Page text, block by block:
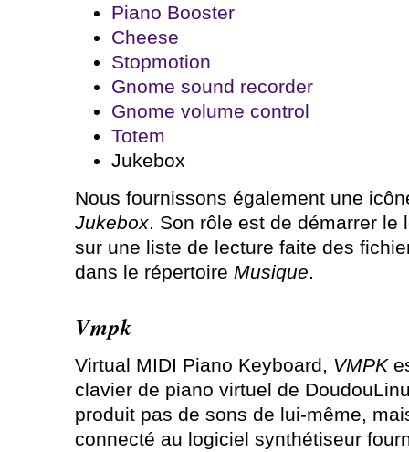
Piano Booster
Cheese
Stopmotion
Gnome sound recorder
Gnome volume control
Totem
Jukebox
Nous fournissons également une
Jukebox. Son rôle est de démarrer le
sur une liste de lecture faite des
dans le répertoire Musique.
Vmpk
Virtual MIDI Piano Keyboard, VMPK
clavier de piano virtuel de
produit pas de sons de lui-même,
connecté au logiciel synthétiseur